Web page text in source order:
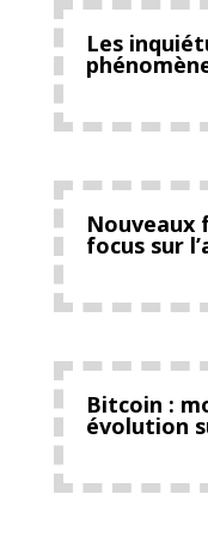
Les
Nouveaux
focus sur
Bitcoin :
évolution